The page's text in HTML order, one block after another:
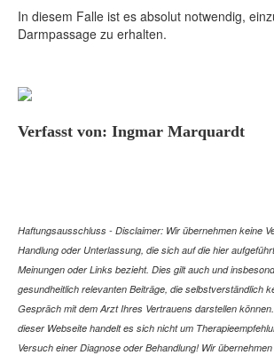
In diesem Falle ist es absolut notwendig,
Darmpassage zu erhalten.
Verfasst von: Ingmar Marquardt
Haftungsausschluss - Disclaimer: Wir übernehmen keine
Handlung oder Unterlassung, die sich auf die hier
Meinungen oder Links bezieht. Dies gilt auch und
gesundheitlich relevanten Beiträge, die selbstverständlich
Gespräch mit dem Arzt Ihres Vertrauens darstellen
dieser Webseite handelt es sich nicht um
Versuch einer Diagnose oder Behandlung! Wir